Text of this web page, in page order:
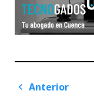
Navegación
Anterior